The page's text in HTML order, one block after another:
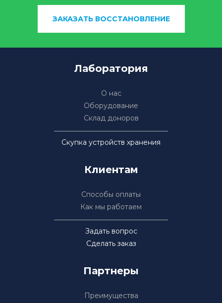
ЗАКАЗАТЬ ВОССТАНОВЛЕНИЕ
Лаборатория
О нас
Оборудование
Склад доноров
Скупка устройств хранения
Клиентам
Способы оплаты
Как мы работаем
Задать вопрос
Сделать заказ
Партнеры
Преимущества